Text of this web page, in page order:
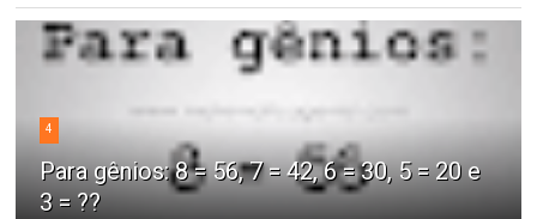
4
Para gênios: 8 = 56, 7 = 42, 6 = 30, 5 = 20 e
3 = ??